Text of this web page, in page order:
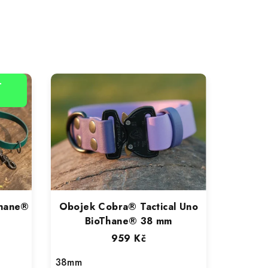
Obojek Cobra® Tactical Uno
BioThane® 38 mm
959 Kč
38mm